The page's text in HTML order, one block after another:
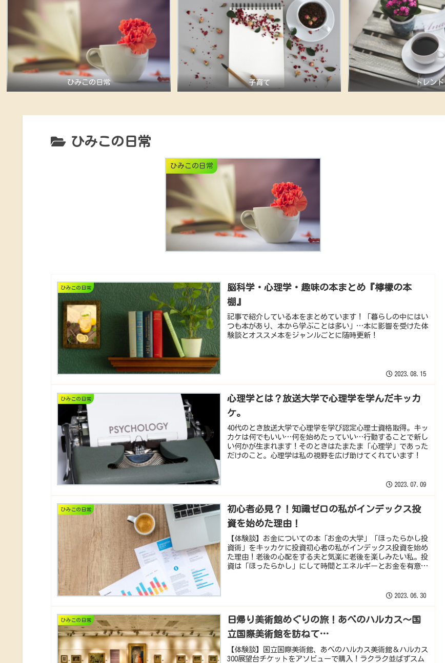
ひみこの日常 子育て トレンド
ひみこの日常
ひみこの日常
ひみこの日常
脳科学・心理学・趣味の本まとめ『檸檬の本
棚』
記事で紹介している本をまとめています！「暮らしの中にはい
つも本があり、本から学ぶことは多い」…本に影響を受けた体
験談とオススメ本をジャンルごとに随時更新！
2023.08.15
ひみこの日常
心理学とは？放送大学で心理学を学んだキッカ
ケ。
40代のとき放送大学で心理学を学び認定心理士資格取得。キッ
カケは何でもいい…何を始めたっていい…行動することで新し
い何かが生まれます！そのときはたまたま「心理学」であった
だけのこと。心理学は私の視野を広げ助けてくれています！
2023.07.09
ひみこの日常
初心者必見？！知識ゼロの私がインデックス投
資を始めた理由！
【体験談】お金についての本「お金の大学」「ほったらかし投
資術」をキッカケに投資初心者の私がインデックス投資を始め
た理由！老後の心配をする夫と気楽に老後を楽しみたい私。投
資は「ほったらかし」にして時間とエネルギーとお金を有意義
2023.06.30
ひみこの日常
日帰り美術館めぐりの旅！あべのハルカス～国
立国際美術館を訪ねて…
【体験談】国立国際美術館、あべのハルカス美術館＆ハルカス
300展望台チケットをアソビューで購入！ラクラク並ばずスム